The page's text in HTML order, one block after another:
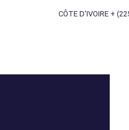
CÔTE D'IVOIRE +